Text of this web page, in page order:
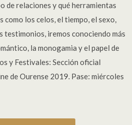
de relaciones y qué herramientas
los celos, el tiempo, el sexo,
testimonios, iremos conociendo más
la monogamia y el papel de
y Festivales: Sección oficial
de Ourense 2019. Pase: miércoles